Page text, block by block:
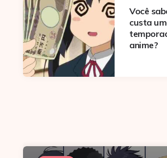
Você
custa
anime?